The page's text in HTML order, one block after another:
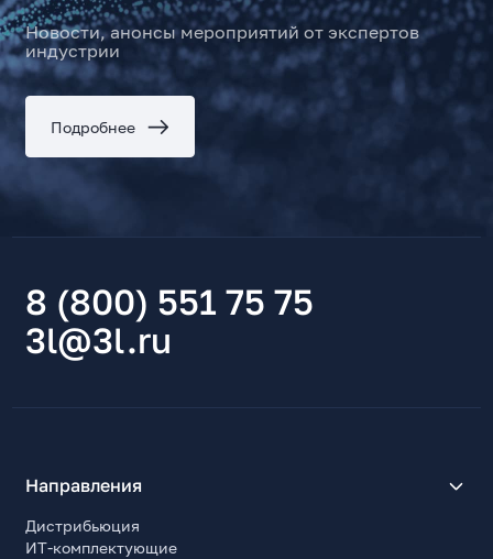
Новости, анонсы мероприятий от экспертов
индустрии
Подробнее
8 (800) 551 75 75
3l@3l.ru
Направления
Дистрибьюция
ИТ-комплектующие